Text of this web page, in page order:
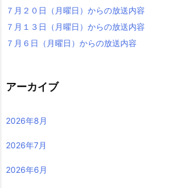
７月２０日（月曜日）からの放送内容
７月１３日（月曜日）からの放送内容
７月６日（月曜日）からの放送内容
アーカイブ
2026年8月
2026年7月
2026年6月